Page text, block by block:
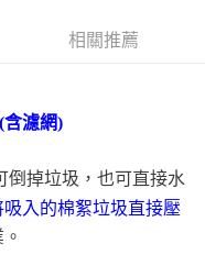
信託商業銀行
支付方式。 讓您購物簡單
。
相關推薦
含濾網)
倒掉垃圾，也可直接水
入的棉絮垃圾直接壓